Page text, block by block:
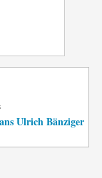
Ulrich Bänziger